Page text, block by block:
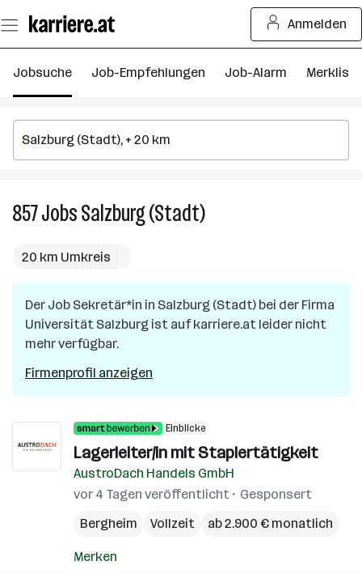
Seiteninhalt
springen
Anmelden
Jobsuche Job-Empfehlungen Job-Alarm Merkliste
857JobsSalzburg (Stadt)857
(Stadt)
20 km Umkreis
Der Job Sekretär*in in Salzburg (Stadt) bei der Firma
Universität Salzburg ist auf karriere.at leider nicht
mehr verfügbar.
Firmenprofil anzeigen
Einblicke
Lagerleiter/in mit Staplertätigkeit
AustroDach Handels GmbH
vor 4 Tagen veröffentlicht
Gesponsert
Bergheim
Vollzeit ab 2.900 € monatlich
Merken